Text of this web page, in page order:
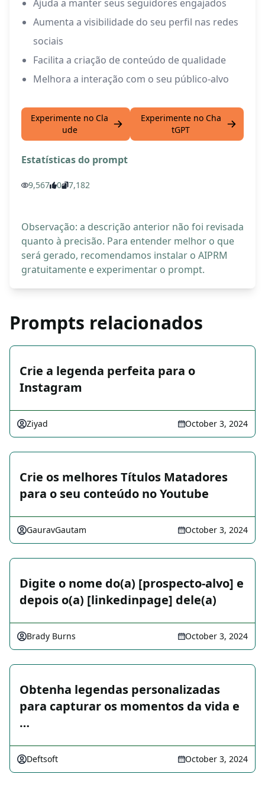
Ajuda a manter seus seguidores engajados
Aumenta a visibilidade do seu perfil nas redes
sociais
Facilita a criação de conteúdo de qualidade
Melhora a interação com o seu público-alvo
Experimente no Cla
ude
Experimente no Cha
tGPT
Estatísticas do prompt
9,567 0 7,182
Observação: a descrição anterior não foi revisada
quanto à precisão. Para entender melhor o que
será gerado, recomendamos instalar o AIPRM
gratuitamente e experimentar o prompt.
Prompts relacionados
Crie a legenda perfeita para o
Instagram
Ziyad October 3, 2024
Crie os melhores Títulos Matadores
para o seu conteúdo no Youtube
GauravGautam October 3, 2024
Digite o nome do(a) [prospecto-alvo] e
depois o(a) [linkedinpage] dele(a)
Brady Burns October 3, 2024
Obtenha legendas personalizadas
para capturar os momentos da vida e
…
Deftsoft October 3, 2024